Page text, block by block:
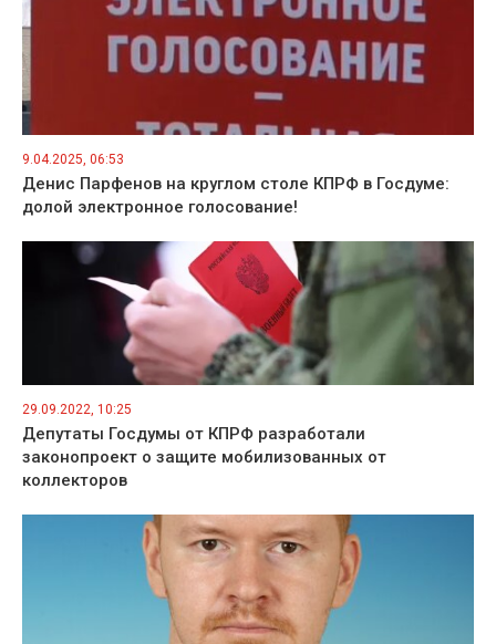
9.04.2025, 06:53
Денис Парфенов на круглом столе КПРФ в Госдуме:
долой электронное голосование!
29.09.2022, 10:25
Депутаты Госдумы от КПРФ разработали
законопроект о защите мобилизованных от
коллекторов